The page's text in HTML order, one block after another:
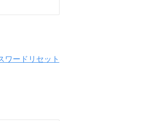
ワードリセット